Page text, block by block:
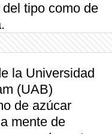
tipo como de
la Universidad
(UAB)
de azúcar
mente de